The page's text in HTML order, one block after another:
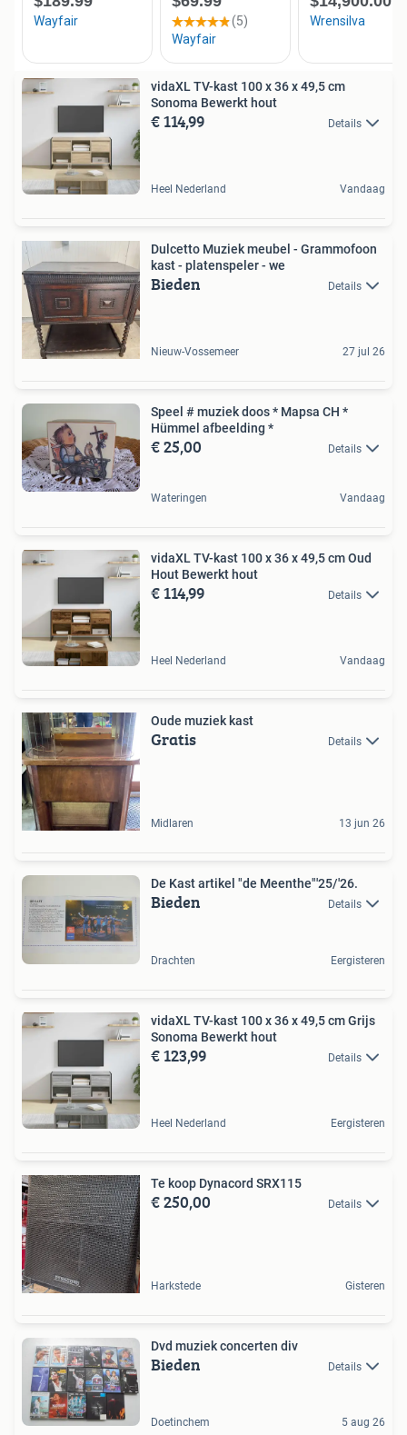
vidaXL TV-kast 100 x 36 x 49,5 cm
Sonoma Bewerkt hout
€ 114,99 Details
Heel Nederland Vandaag
Dulcetto Muziek meubel - Grammofoon
kast - platenspeler - we
Bieden Details
Nieuw-Vossemeer 27 jul 26
Speel # muziek doos * Mapsa CH *
Hümmel afbeelding *
€ 25,00 Details
Wateringen Vandaag
vidaXL TV-kast 100 x 36 x 49,5 cm Oud
Hout Bewerkt hout
€ 114,99 Details
Heel Nederland Vandaag
Oude muziek kast
Gratis Details
Midlaren 13 jun 26
De Kast artikel "de Meenthe"'25/'26.
Bieden Details
Drachten Eergisteren
vidaXL TV-kast 100 x 36 x 49,5 cm Grijs
Sonoma Bewerkt hout
€ 123,99 Details
Heel Nederland Eergisteren
Te koop Dynacord SRX115
€ 250,00 Details
Harkstede Gisteren
Dvd muziek concerten div
Bieden Details
Doetinchem 5 aug 26